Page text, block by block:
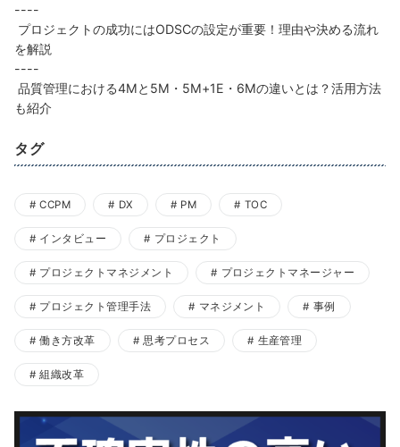
----
プロジェクトの成功にはODSCの設定が重要！理由や決める流れ
を解説
----
品質管理における4Mと5M・5M+1E・6Mの違いとは？活用方法
も紹介
タグ
CCPM DX PM TOC
インタビュー プロジェクト
プロジェクトマネジメント プロジェクトマネージャー
プロジェクト管理手法 マネジメント 事例
働き方改革 思考プロセス 生産管理
組織改革